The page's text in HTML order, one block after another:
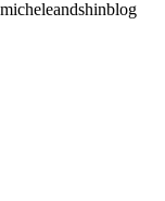
micheleandshinblog